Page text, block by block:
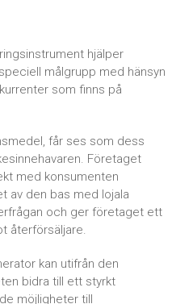
hjälper
målgrupp med hänsyn
som finns på
får ses som dess
Företaget
med konsumenten
av den bas med lojala
och ger företaget ett
återförsäljare.
kan utifrån den
bidra till ett styrkt
möjligheter till